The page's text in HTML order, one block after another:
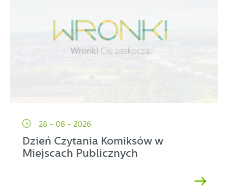
28 - 08 - 2026
Dzień Czytania Komiksów w
Miejscach Publicznych